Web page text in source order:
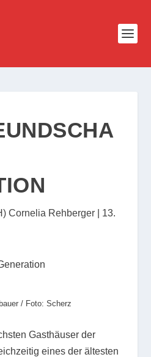
Cornelia Rehberger
13.
/ Foto: Scherz
Gasthäuser der
eines der ältesten